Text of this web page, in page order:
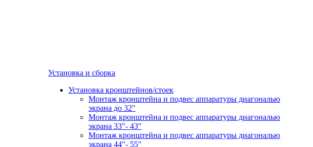
Установка и сборка
Установка кронштейнов/стоек
Монтаж кронштейна и подвес аппаратуры диагональю
экрана до 32"
Монтаж кронштейна и подвес аппаратуры диагональю
экрана 33"- 43"
Монтаж кронштейна и подвес аппаратуры диагональю
экрана 44"- 55"